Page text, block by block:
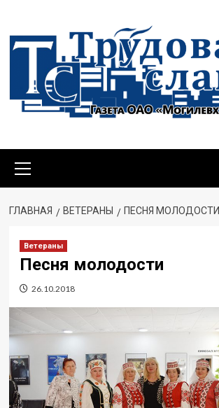
содержимому
меню
ГЛАВНАЯ ВЕТЕРАНЫ ПЕСНЯ МОЛОДОСТИ
Ветераны
Песня молодости
26.10.2018